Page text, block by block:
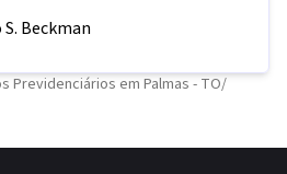
Beckman
Previdenciários em Palmas - TO/